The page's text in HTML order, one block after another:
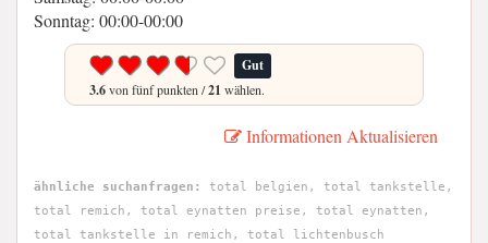
Sonntag: 00:00-00:00
Gut
3.6von fünf punkten /21 wählen.
Informationen Aktualisieren
ähnliche suchanfragen:
total belgien, total tankstelle,
total remich, total eynatten preise, total eynatten,
total tankstelle in remich, total lichtenbusch